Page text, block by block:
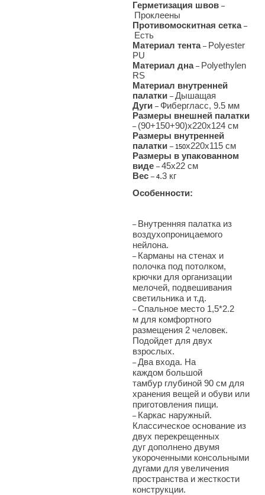
Герметизация швов –
Проклеены
Противомоскитная сетка –
Есть
Материал тента – Polyester
PU
Материал дна – Polyethylen
RS
Материал внутренней
палатки – Дышащая
Дуги – Фибергласс, 9.5 мм
Размеры внешней палатки
– (90+150+90)x220x124 см
Размеры внутренней
палатки – 150x220x115 см
Размеры в упакованном
виде – 45x22 см
Вес – 4.3 кг
Особенности:
– Внутренняя палатка из
воздухопроницаемого
нейлона.
– Карманы на стенах и
полочка под потолком,
крючки для организации
мелочей, подвешивания
светильника и т.д.
– Спальное место 1,5*2.2
м для комфортного
размещения 2 человек.
Подойдет для двух
взрослых.
– Два входа. На
каждом большой
тамбур глубиной 90 см для
хранения вещей и обуви или
приготовления пищи.
– Каркас наружный.
Классическое основание из
двух перекрещенных
дуг дополнено двумя
укороченными консольными
дугами для увеличения
пространства и жесткости
конструкции.